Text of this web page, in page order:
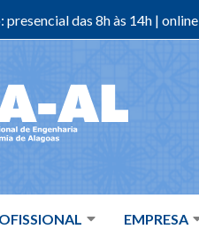
das 8h às 14h |
EMPRESA